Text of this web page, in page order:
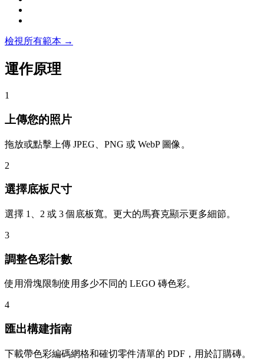
檢視所有範本 →
運作原理
1
上傳您的照片
拖放或點擊上傳 JPEG、PNG 或 WebP 圖像。
2
選擇底板尺寸
選擇 1、2 或 3 個底板寬。更大的馬賽克顯示更多細節。
3
調整色彩計數
使用滑塊限制使用多少不同的 LEGO 磚色彩。
4
匯出構建指南
下載帶色彩編碼網格和確切零件清單的 PDF，用於訂購磚。